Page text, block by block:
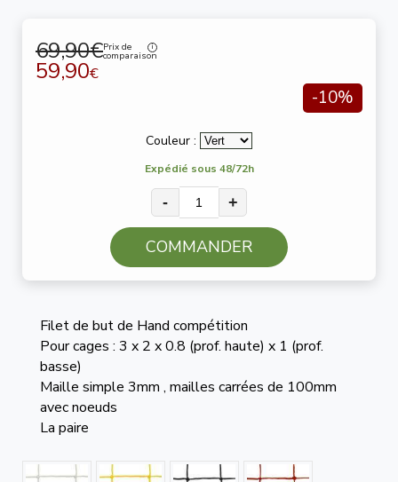
69,90€Prix de
comparaison
59,90€
-10%
Couleur :
Expédié sous 48/72h
- +
COMMANDER
Filet de but de Hand compétition
Pour cages : 3 x 2 x 0.8 (prof. haute) x 1 (prof.
basse)
Maille simple 3mm , mailles carrées de 100mm
avec noeuds
La paire